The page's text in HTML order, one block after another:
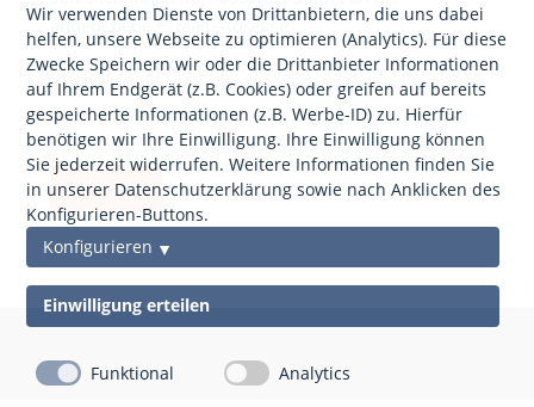
angegebene E-Mail-Adresse.
Ihre E-Mail
anfordern
Wir verwenden Dienste von Drittanbietern, die uns dabei
helfen, unsere Webseite zu optimieren (Analytics). Für diese
Zwecke Speichern wir oder die Drittanbieter Informationen
auf Ihrem Endgerät (z.B. Cookies) oder greifen auf bereits
gespeicherte Informationen (z.B. Werbe-ID) zu. Hierfür
benötigen wir Ihre Einwilligung. Ihre Einwilligung können
Sie jederzeit widerrufen. Weitere Informationen finden Sie
in unserer Datenschutzerklärung sowie nach Anklicken des
Konfigurieren-Buttons.
Konfigurieren
Einwilligung erteilen
Funktional Analytics